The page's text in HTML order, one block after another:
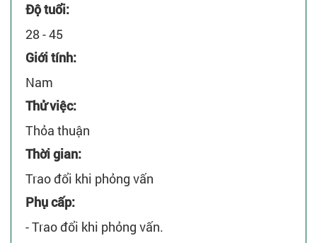
Độ tuổi:
28 - 45
Giới tính:
Nam
Thử việc:
Thỏa thuận
Thời gian:
Trao đổi khi phỏng vấn
Phụ cấp:
- Trao đổi khi phỏng vấn.